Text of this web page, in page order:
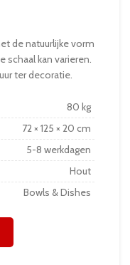
de natuurlijke vorm
kan varieren.
ter decoratie.
80 kg
72 × 125 × 20 cm
5-8 werkdagen
Hout
Bowls & Dishes